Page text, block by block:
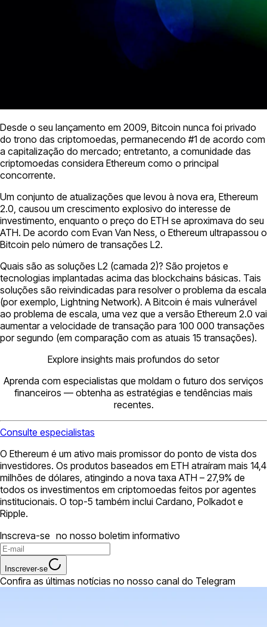
Desde o seu lançamento em 2009, Bitcoin nunca foi privado
do trono das criptomoedas, permanecendo #1 de acordo com
a capitalização do mercado; entretanto, a comunidade das
criptomoedas considera Ethereum como o principal
concorrente.
Um conjunto de atualizações que levou à nova era, Ethereum
2.0, causou um crescimento explosivo do interesse de
investimento, enquanto o preço do ETH se aproximava do seu
ATH. De acordo com Evan Van Ness, o Ethereum ultrapassou o
Bitcoin pelo número de transações L2.
Quais são as soluções L2 (camada 2)? São projetos e
tecnologias implantadas acima das blockchains básicas. Tais
soluções são reivindicadas para resolver o problema da escala
(por exemplo, Lightning Network). A Bitcoin é mais vulnerável
ao problema de escala, uma vez que a versão Ethereum 2.0 vai
aumentar a velocidade de transação para 100 000 transações
por segundo (em comparação com as atuais 15 transações).
Explore insights mais profundos do setor
Aprenda com especialistas que moldam o futuro dos serviços
financeiros — obtenha as estratégias e tendências mais
recentes.
Consulte especialistas
O Ethereum é um ativo mais promissor do ponto de vista dos
investidores. Os produtos baseados em ETH atraíram mais 14,4
milhões de dólares, atingindo a nova taxa ATH – 27,9% de
todos os investimentos em criptomoedas feitos por agentes
institucionais. O top-5 também inclui Cardano, Polkadot e
Ripple.
Inscreva-se no nosso boletim informativo
Inscrever-se
Confira as últimas notícias no nosso canal do Telegram